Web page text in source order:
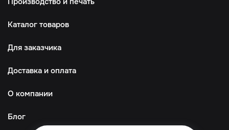
Каталог товаров
Для заказчика
Доставка и оплата
О компании
Блог